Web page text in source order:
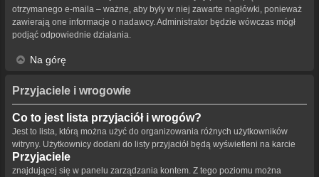
otrzymanego e-maila – ważne, aby były w niej zawarte nagłówki, ponieważ
zawierają one informacje o nadawcy. Administrator będzie wówczas mógł
podjąć odpowiednie działania.
Na górę
Przyjaciele i wrogowie
Co to jest lista przyjaciół i wrogów?
Jest to lista, którą można użyć do organizowania różnych użytkowników
witryny. Użytkownicy dodani do listy przyjaciół będą wyświetleni na karcie
Przyjaciele
znajdującej się w panelu zarządzania kontem. Z tego poziomu można